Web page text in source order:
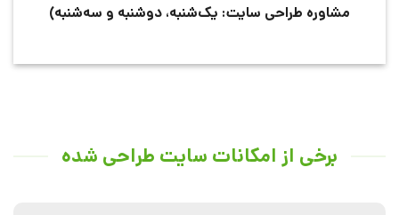
مشاوره طراحی سایت: یک‌شنبه، دوشنبه و سه‌شنبه)
برخی از امکانات سایت‌ طراحی شده